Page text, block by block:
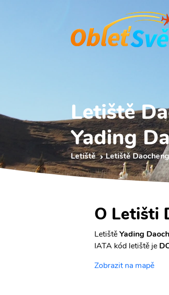
Letiště
Yading
Letiště Letiště
O Letišti
LetištěYading
IATA kód letiště je
Zobrazit na mapě